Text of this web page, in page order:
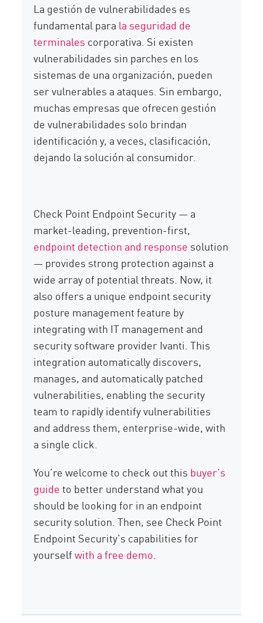
La gestión de vulnerabilidades es
fundamental para la seguridad de
terminales corporativa. Si existen
vulnerabilidades sin parches en los
sistemas de una organización, pueden
ser vulnerables a ataques. Sin embargo,
muchas empresas que ofrecen gestión
de vulnerabilidades solo brindan
identificación y, a veces, clasificación,
dejando la solución al consumidor.
Check Point Endpoint Security — a
market-leading, prevention-first,
endpoint detection and response solution
— provides strong protection against a
wide array of potential threats. Now, it
also offers a unique endpoint security
posture management feature by
integrating with IT management and
security software provider Ivanti. This
integration automatically discovers,
manages, and automatically patched
vulnerabilities, enabling the security
team to rapidly identify vulnerabilities
and address them, enterprise-wide, with
a single click.
You’re welcome to check out this buyer’s
guideto better understand what you
should be looking for in an endpoint
security solution. Then, see Check Point
Endpoint Security’s capabilities for
yourselfwith a free demo.